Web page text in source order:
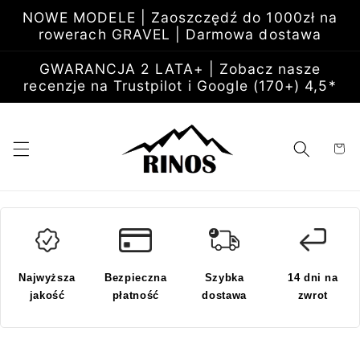
do
treści
NOWE MODELE | Zaoszczędź do 1000zł na
rowerach GRAVEL | Darmowa dostawa
GWARANCJA 2 LATA+ | Zobacz nasze
recenzje na Trustpilot i Google (170+) 4,5*
Koszyk
Najwyższa
jakość
Bezpieczna
płatność
Szybka
dostawa
14 dni na
zwrot